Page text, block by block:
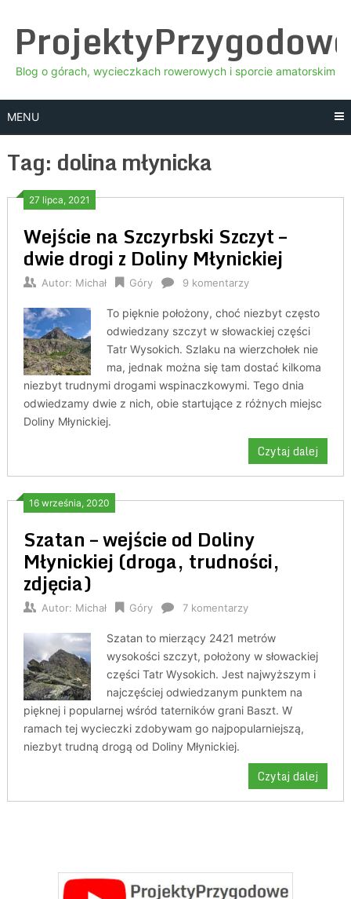
content
Blog o górach, wycieczkach rowerowych i sporcie amatorskim
MENU
Tag: dolina młynicka
27 lipca, 2021
Wejście na Szczyrbski Szczyt –
dwie drogi z Doliny Młynickiej
Autor: Michał Góry 9 komentarzy
To pięknie położony, choć niezbyt często
odwiedzany szczyt w słowackiej części
Tatr Wysokich. Szlaku na wierzchołek nie
ma, jednak można się tam dostać kilkoma
niezbyt trudnymi drogami wspinaczkowymi. Tego dnia
odwiedzamy dwie z nich, obie startujące z różnych miejsc
Doliny Młynickiej.
Czytaj dalej
16 września, 2020
Szatan – wejście od Doliny
Młynickiej (droga, trudności,
zdjęcia)
Autor: Michał Góry 7 komentarzy
Szatan to mierzący 2421 metrów
wysokości szczyt, położony w słowackiej
części Tatr Wysokich. Jest najwyższym i
najczęściej odwiedzanym punktem na
pięknej i popularnej wśród taterników grani Baszt. W
ramach tej wycieczki zdobywam go najpopularniejszą,
niezbyt trudną drogą od Doliny Młynickiej.
Czytaj dalej